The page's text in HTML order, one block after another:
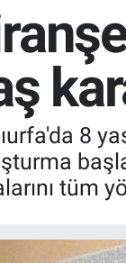
8
tüm
Haritası
Durumu ve